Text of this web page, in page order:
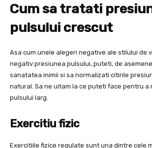
Cum sa tratati
pulsului crescut
Asa cum unele alegeri negative ale stilului de
negativ presiunea pulsului, puteti, de
sanatatea inimii si sa normalizati citirile
natural. Sa ne uitam la ce puteti face pentru a
pulsului larg.
Exercitiu fizic
Exercitiile fizice regulate sunt una dintre cele